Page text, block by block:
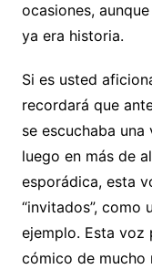
ocasiones,
ya era historia.
Si es usted
recordará que
se escuchaba
luego en más de
esporádica, esta
“invitados”, como
ejemplo. Esta voz
cómico de mucho